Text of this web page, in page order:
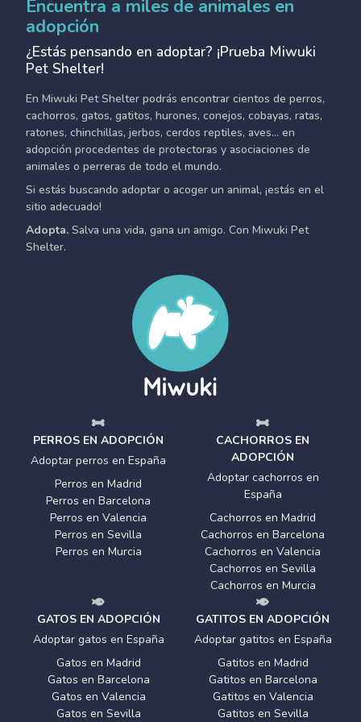
Encuentra a miles de animales en
adopción
¿Estás pensando en adoptar? ¡Prueba Miwuki
Pet Shelter!
En Miwuki Pet Shelter podrás encontrar cientos de perros,
cachorros, gatos, gatitos, hurones, conejos, cobayas, ratas,
ratones, chinchillas, jerbos, cerdos reptiles, aves... en
adopción procedentes de protectoras y asociaciones de
animales o perreras de todo el mundo.
Si estás buscando adoptar o acoger un animal, ¡estás en el
sitio adecuado!
Adopta. Salva una vida, gana un amigo. Con Miwuki Pet
Shelter.
PERROS EN ADOPCIÓN
Adoptar perros en España
Perros en Madrid
Perros en Barcelona
Perros en Valencia
Perros en Sevilla
Perros en Murcia
CACHORROS EN
ADOPCIÓN
Adoptar cachorros en
España
Cachorros en Madrid
Cachorros en Barcelona
Cachorros en Valencia
Cachorros en Sevilla
Cachorros en Murcia
GATOS EN ADOPCIÓN
Adoptar gatos en España
Gatos en Madrid
Gatos en Barcelona
Gatos en Valencia
Gatos en Sevilla
GATITOS EN ADOPCIÓN
Adoptar gatitos en España
Gatitos en Madrid
Gatitos en Barcelona
Gatitos en Valencia
Gatitos en Sevilla